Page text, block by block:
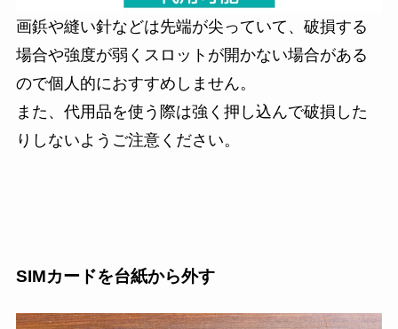
画鋲や縫い針などは先端が尖っていて、破損する
場合や強度が弱くスロットが開かない場合がある
ので個人的におすすめしません。
また、代用品を使う際は強く押し込んで破損した
りしないようご注意ください。
SIMカードを台紙から外す